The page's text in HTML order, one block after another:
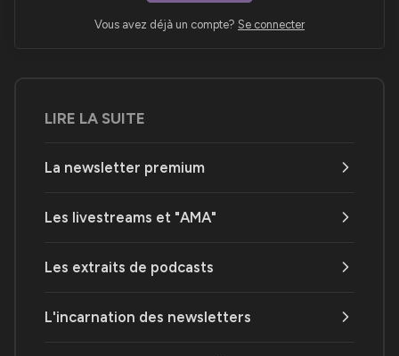
Vous avez déjà un compte? Se connecter
LIRE LA SUITE
La newsletter premium
Les livestreams et "AMA"
Les extraits de podcasts
L'incarnation des newsletters